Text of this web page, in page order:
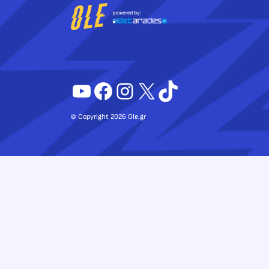
YouTube
Facebook
Instagram
X TikTok
© Copyright 2026 Ole.gr